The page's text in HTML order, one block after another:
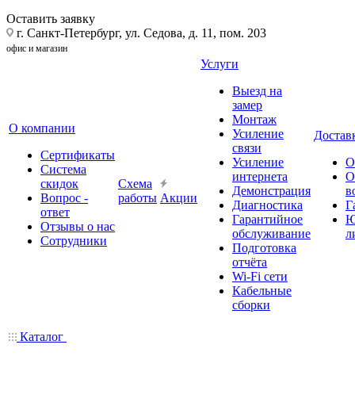
Оставить заявку
г. Санкт-Петербург, ул. Седова, д. 11, пом. 203
офис и магазин
О компании
Сертификаты
Система
скидок
Вопрос -
ответ
Отзывы о нас
Сотрудники
Схема
работы Акции
Услуги
Выезд на
замер
Монтаж
Усиление
связи
Усиление
интернета
Демонстрация
Диагностика
Гарантийное
обслуживание
Подготовка
отчёта
Wi-Fi сети
Кабельные
сборки
Каталог